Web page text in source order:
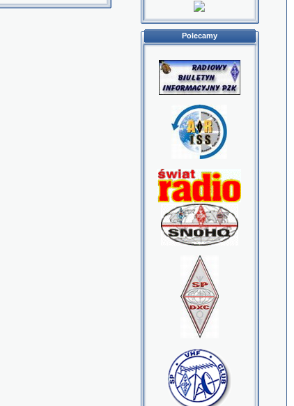
Polecamy